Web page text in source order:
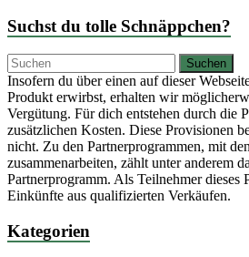
Suchst du tolle Schnäppchen?
Insofern du über einen auf dieser
Produkt erwirbst, erhalten wir
Vergütung. Für dich entstehen durch die
zusätzlichen Kosten. Diese Provisionen
nicht. Zu den Partnerprogrammen, mit
zusammenarbeiten, zählt unter anderem
Partnerprogramm. Als Teilnehmer dieses
Einkünfte aus qualifizierten Verkäufen.
Kategorien